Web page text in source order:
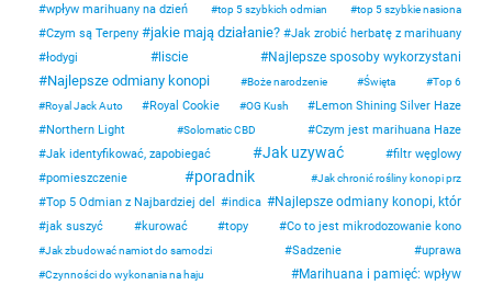
wpływ marihuany na dzień top 5 szybkich odmian top 5 szybkie nasiona
Czym są Terpeny jakie mają działanie?
Jak zrobić herbatę z marihuany
łodygi
liscie Najlepsze sposoby wykorzystani
Najlepsze odmiany konopi Boże narodzenie Święta
Top 6
Royal Jack Auto
Royal Cookie OG Kush
Lemon Shining Silver Haze
Northern Light
Solomatic CBD
Czym jest marihuana Haze
Jak identyfikować, zapobiegać
Jak uzywać
filtr węglowy
pomieszczenie
poradnik Jak chronić rośliny konopi prz
Top 5 Odmian z Najbardziej del indica Najlepsze odmiany konopi, któr
jak suszyć kurować topy Co to jest mikrodozowanie kono
Jak zbudować namiot do samodzi Sadzenie uprawa
Czynności do wykonania na haju Marihuana i pamięć: wpływ